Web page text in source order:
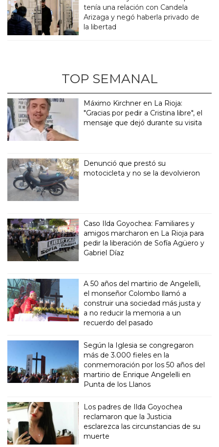
tenía una relación con Candela
Arizaga y negó haberla privado de
la libertad
TOP SEMANAL
Máximo Kirchner en La Rioja:
"Gracias por pedir a Cristina libre", el
mensaje que dejó durante su visita
Denunció que prestó su
motocicleta y no se la devolvieron
Caso Ilda Goyochea: Familiares y
amigos marcharon en La Rioja para
pedir la liberación de Sofía Agüero y
Gabriel Díaz
A 50 años del martirio de Angelelli,
el monseñor Colombo llamó a
construir una sociedad más justa y
a no reducir la memoria a un
recuerdo del pasado
Según la Iglesia se congregaron
más de 3.000 fieles en la
conmemoración por los 50 años del
martirio de Enrique Angelelli en
Punta de los Llanos
Los padres de Ilda Goyochea
reclamaron que la Justicia
esclarezca las circunstancias de su
muerte